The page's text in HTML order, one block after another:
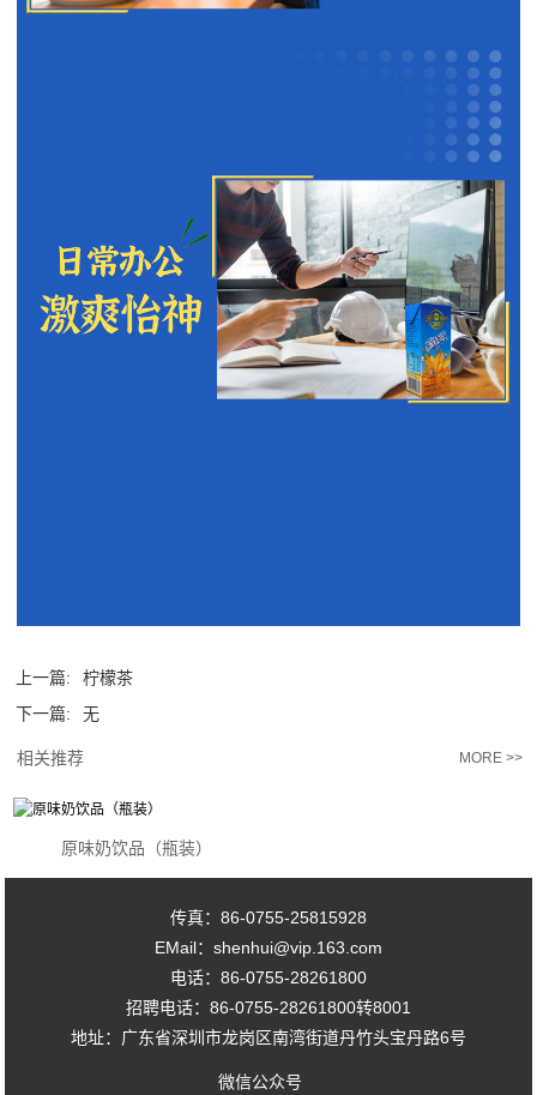
上一篇:
柠檬茶
下一篇:
无
相关推荐 MORE >>
原味奶饮品（瓶装）
传真：86-0755-25815928
EMail：shenhui@vip.163.com
电话：86-0755-28261800
招聘电话：86-0755-28261800转8001
地址：广东省深圳市龙岗区南湾街道丹竹头宝丹路6号
微信公众号